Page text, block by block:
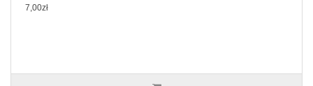
7,00zł